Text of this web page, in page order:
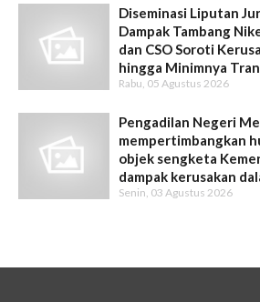
Diseminasi Liputan
Dampak Tambang
dan CSO Soroti
hingga Minimnya
Rabu, 05 Agustus 2026
Pengadilan Negeri
mempertimbangkan
objek sengketa
dampak kerusakan
Intervensi WALHI
Senin, 03 Agustus 2026